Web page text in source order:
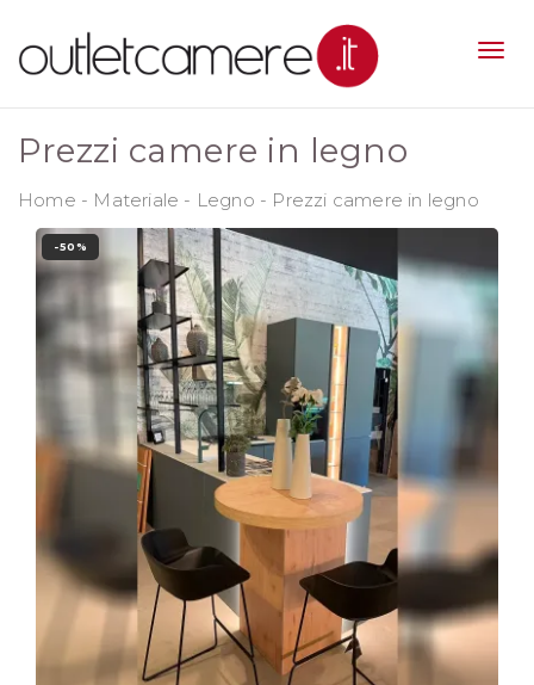
Prezzi camere in legno
Home - Materiale - Legno - Prezzi camere in legno
-50%